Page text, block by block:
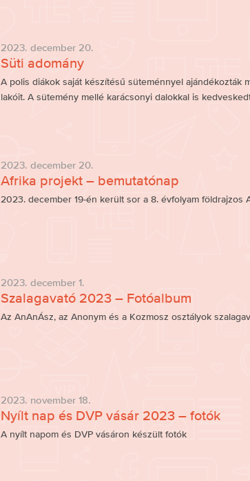
2023. december 20.
Süti adomány
A polis diákok saját készítésű süteménnyel ajándékozták
lakóit. A sütemény mellé karácsonyi dalokkal is
2023. december 20.
Afrika projekt – bemutatónap
2023. december 19-én került sor a 8. évfolyam földrajzos
2023. december 1.
Szalagavató 2023 – Fotóalbum
Az AnAnÁsz, az Anonym és a Kozmosz osztályok
2023. november 18.
Nyílt nap és DVP vásár 2023 – fotók
A nyílt napom és DVP vásáron készült fotók